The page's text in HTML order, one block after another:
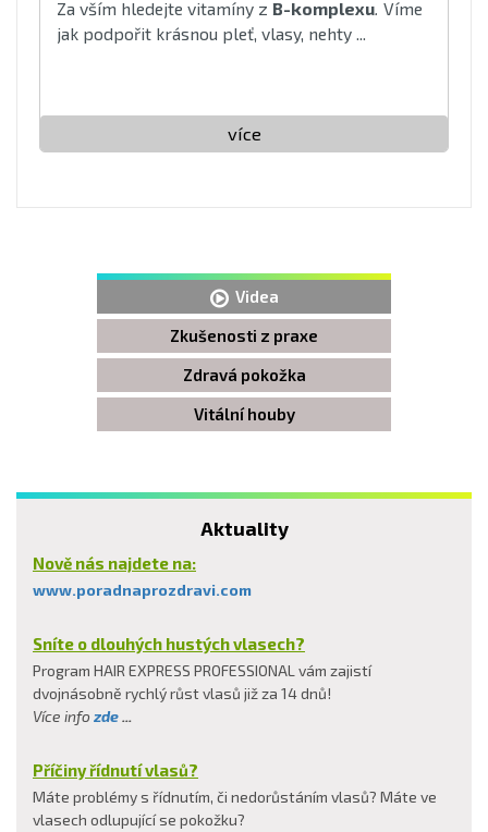
Za vším hledejte vitamíny z B-komplexu. Víme
jak podpořit krásnou pleť, vlasy, nehty ...
více
Videa
Zkušenosti z praxe
Zdravá pokožka
Vitální houby
Aktuality
Nově nás najdete na:
www.poradnaprozdravi.com
Sníte o dlouhých hustých vlasech?
Program HAIR EXPRESS PROFESSIONAL vám zajistí
dvojnásobně rychlý růst vlasů již za 14 dnů!
Více info zde...
Příčiny řídnutí vlasů?
Máte problémy s řídnutím, či nedorůstáním vlasů? Máte ve
vlasech odlupující se pokožku?